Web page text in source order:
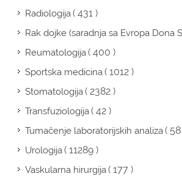
Radiologija( 431 )
Rak dojke (saradnja sa Evropa Dona
Reumatologija( 400 )
Sportska medicina( 1012 )
Stomatologija( 2382 )
Transfuziologija( 42 )
Tumačenje laboratorijskih analiza(
Urologija( 11289 )
Vaskularna hirurgija( 177 )